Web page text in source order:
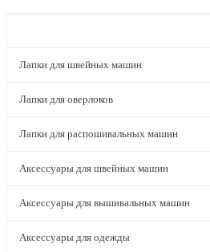
Лапки для швейных машин
Лапки для оверлоков
Лапки для распошивальных машин
Аксессуары для швейных машин
Аксессуары для вышивальных машин
Аксессуары для одежды